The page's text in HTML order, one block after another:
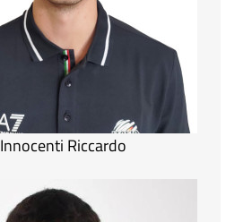
Innocenti Riccardo